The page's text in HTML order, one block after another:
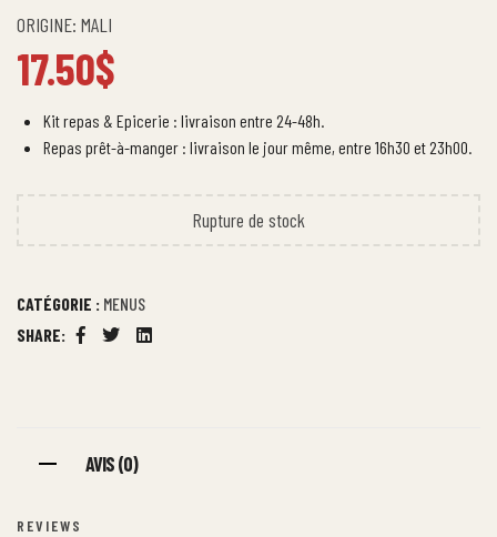
ORIGINE: MALI
17.50$
Kit repas & Epicerie : livraison entre 24-48h.
Repas prêt-à-manger : livraison le jour même, entre 16h30 et 23h00.
Rupture de stock
CATÉGORIE : MENUS
SHARE:
Facebook
TwitterLinkedin
AVIS (0)
REVIEWS